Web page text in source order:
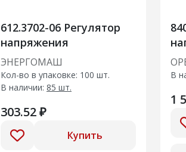
612.3702-06 Регулятор
напряжения
ЭНЕРГОМАШ
Кол-во в упаковке: 100 шт.
В наличии: 85 шт.
303.52 ₽
Купить
В
1